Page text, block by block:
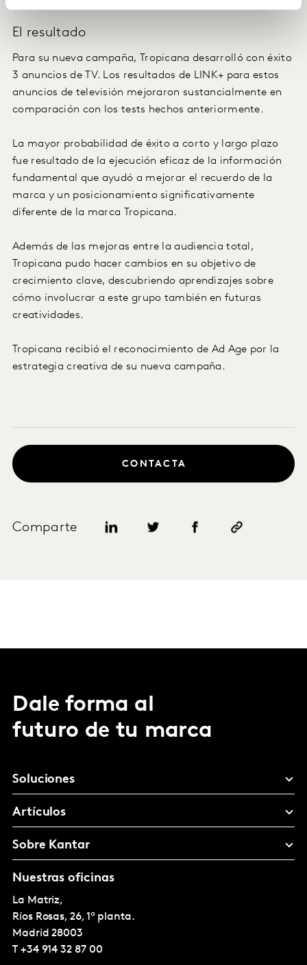
El resultado
Para su nueva campaña, Tropicana desarrolló con éxito
3 anuncios de TV. Los resultados de LINK+ para estos
anuncios de televisión mejoraron sustancialmente en
comparación con los tests hechos anteriormente.
La mayor probabilidad de éxito a corto y largo plazo
fue resultado de la ejecución eficaz de la información
fundamental que ayudó a mejorar el recuerdo de la
marca y un posicionamiento significativamente
diferente de la marca Tropicana.
Además de las mejoras entre la audiencia total,
Tropicana pudo hacer cambios en su objetivo de
crecimiento clave, descubriendo aprendizajes sobre
cómo involucrar a este grupo también en futuras
creatividades.
Tropicana recibió el reconocimiento de Ad Age por la
estrategia creativa de su nueva campaña.
Comparte
CONTACTA
Dale forma al
futuro de tu marca
Soluciones
Artículos
Sobre Kantar
Nuestras oficinas
La Matriz,
Ríos Rosas, 26, 1ª planta.
Madrid 28003
T +34 914 32 87 00